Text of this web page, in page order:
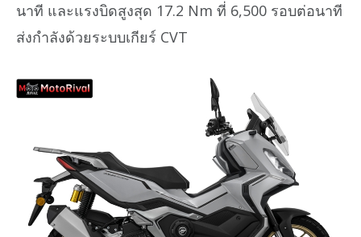
นาที และแรงบิดสูงสุด 17.2 Nm ที่ 6,500 รอบต่อนาที
ส่งกำลังด้วยระบบเกียร์ CVT